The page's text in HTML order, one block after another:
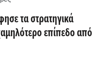
τα στρατηγικά
επίπεδο από